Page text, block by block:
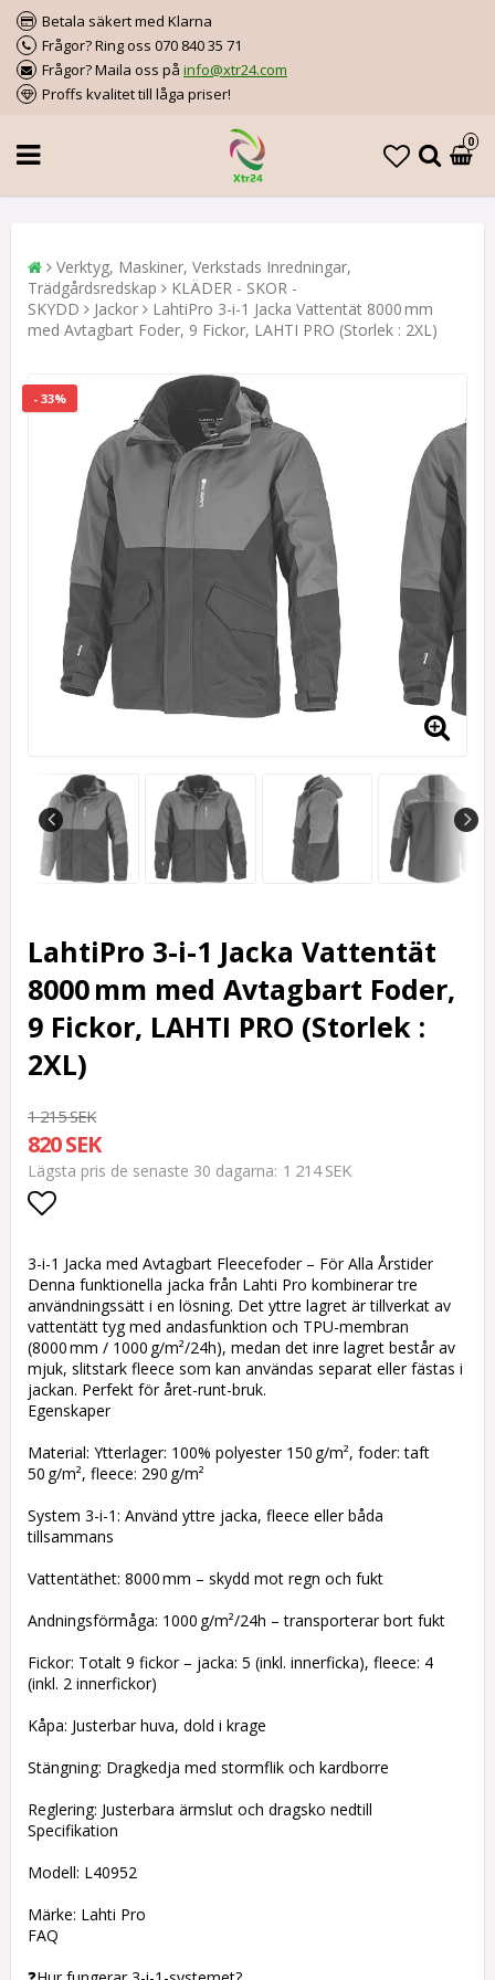
Betala säkert med Klarna
Frågor? Ring oss 070 840 35 71
Frågor? Maila oss på info@xtr24.com
Proffs kvalitet till låga priser!
0
Verktyg, Maskiner, Verkstads Inredningar,
Trädgårdsredskap
KLÄDER - SKOR -
SKYDD
Jackor
LahtiPro 3-i-1 Jacka Vattentät 8000 mm
med Avtagbart Foder, 9 Fickor, LAHTI PRO (Storlek : 2XL)
- 33%
LahtiPro 3-i-1 Jacka Vattentät
8000 mm med Avtagbart Foder,
9 Fickor, LAHTI PRO (Storlek :
2XL)
1 215 SEK
820 SEK
Lägsta pris de senaste 30 dagarna 1 214 SEK
Lägg till i favoritlistan
3-i-1 Jacka med Avtagbart Fleecefoder – För Alla Årstider
Denna funktionella jacka från Lahti Pro kombinerar tre
användningssätt i en lösning. Det yttre lagret är tillverkat av
vattentätt tyg med andasfunktion och TPU-membran
(8000 mm / 1000 g/m²/24h), medan det inre lagret består av
mjuk, slitstark fleece som kan användas separat eller fästas i
jackan. Perfekt för året-runt-bruk.
Egenskaper
Material: Ytterlager: 100% polyester 150 g/m², foder: taft
50 g/m², fleece: 290 g/m²
System 3-i-1: Använd yttre jacka, fleece eller båda
tillsammans
Vattentäthet: 8000 mm – skydd mot regn och fukt
Andningsförmåga: 1000 g/m²/24h – transporterar bort fukt
Fickor: Totalt 9 fickor – jacka: 5 (inkl. innerficka), fleece: 4
(inkl. 2 innerfickor)
Kåpa: Justerbar huva, dold i krage
Stängning: Dragkedja med stormflik och kardborre
Reglering: Justerbara ärmslut och dragsko nedtill
Specifikation
Modell: L40952
Märke: Lahti Pro
FAQ